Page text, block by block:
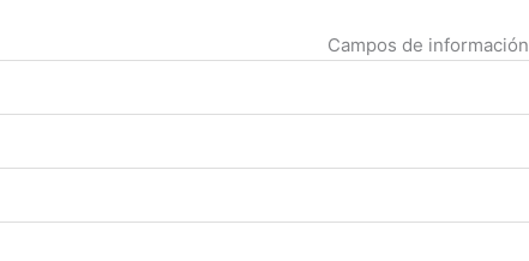
Campos de información